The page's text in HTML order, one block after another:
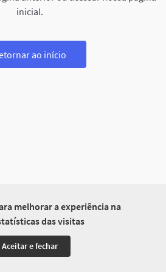
melhorar a experiência na
das visitas
Aceitar e fechar
inicial.
ao início